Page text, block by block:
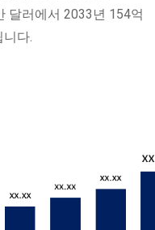
달러에서 2033년 154억
다.